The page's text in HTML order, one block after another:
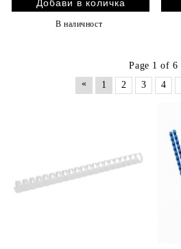
В наличност
Page 1 of 6
«
1 2 3 4